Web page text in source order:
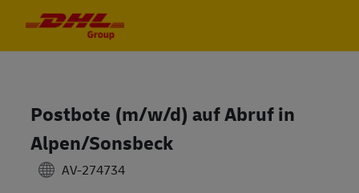
Postbote (m/w/d) auf Abruf in
Alpen/Sonsbeck
AV-274734